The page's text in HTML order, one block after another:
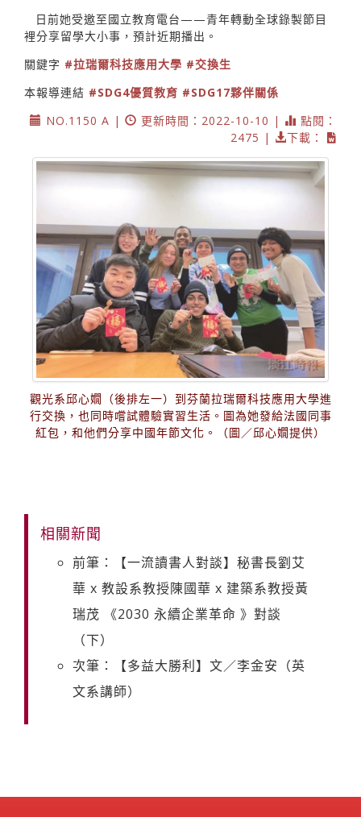
日前她受邀至國立教育電台——青年轉動全球錄製節目
裡分享留學大小事，預計近期播出。
關鍵字 #拉瑞爾科技應用大學 #交換生
本報導連結 #SDG4優質教育 #SDG17夥伴關係
NO.1150 A |
更新時間：2022-10-10 |
點閱：
2475 |
下載：
觀光系邱心嫺（後排左一）到芬蘭拉瑞爾科技應用大學進
行交換，也同時嚐試體驗實習生活。圖為她發給法國同事
紅包，和他們分享中國年節文化。（圖／邱心嫺提供）
相關新聞
前筆：【一流讀書人對談】秘書長劉艾
華 x 教設系教授陳國華 x 建築系教授黃
瑞茂 《2030 永續企業革命 》對談
（下）
次筆：【多益大勝利】文／李金安（英
文系講師）